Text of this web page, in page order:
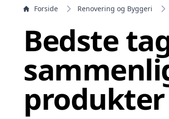
Forside Renovering og Byggeri
Bedste
produkter